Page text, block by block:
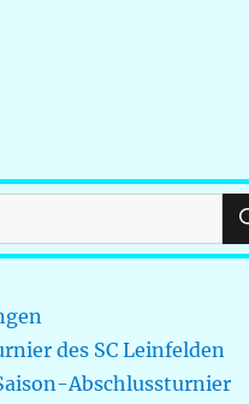
des SC Leinfelden
Abschlussturnier